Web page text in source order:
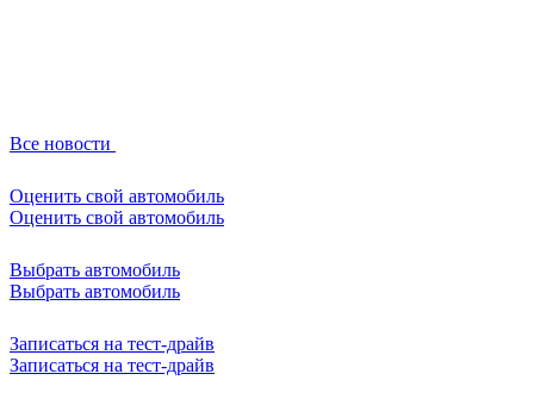
Все новости
Оценить свой автомобиль
Оценить свой автомобиль
Выбрать автомобиль
Выбрать автомобиль
Записаться на тест-драйв
Записаться на тест-драйв